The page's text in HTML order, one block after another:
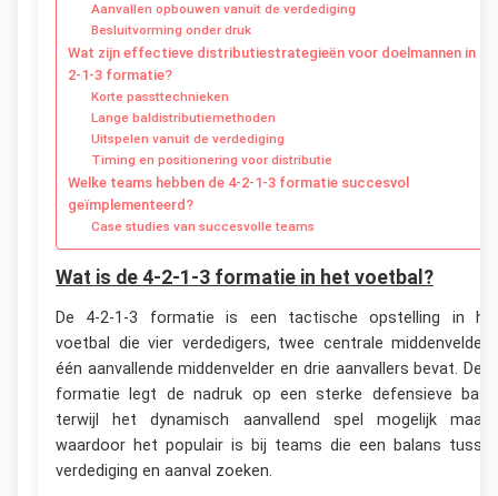
Aanvallen opbouwen vanuit de verdediging
Besluitvorming onder druk
Wat zijn effectieve distributiestrategieën voor doelmannen in de
2-1-3 formatie?
Korte passttechnieken
Lange baldistributiemethoden
Uitspelen vanuit de verdediging
Timing en positionering voor distributie
Welke teams hebben de 4-2-1-3 formatie succesvol
geïmplementeerd?
Case studies van succesvolle teams
Wat is de 4-2-1-3 formatie in het voetbal?
De 4-2-1-3 formatie is een tactische opstelling in
voetbal die vier verdedigers, twee centrale
één aanvallende middenvelder en drie aanvallers bevat.
formatie legt de nadruk op een sterke defensieve
terwijl het dynamisch aanvallend spel mogelijk
waardoor het populair is bij teams die een balans
verdediging en aanval zoeken.